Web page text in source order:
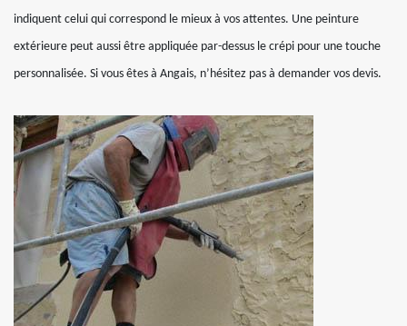
indiquent celui qui correspond le mieux à vos attentes. Une peinture
extérieure peut aussi être appliquée par-dessus le crépi pour une touche
personnalisée. Si vous êtes à Angais, n’hésitez pas à demander vos devis.